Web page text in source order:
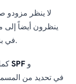
لا ينظر مزودو
ينظرون أيضاً
يساعد DKIM في بناء تلك السمعة بمرور الوقت.
SPF و